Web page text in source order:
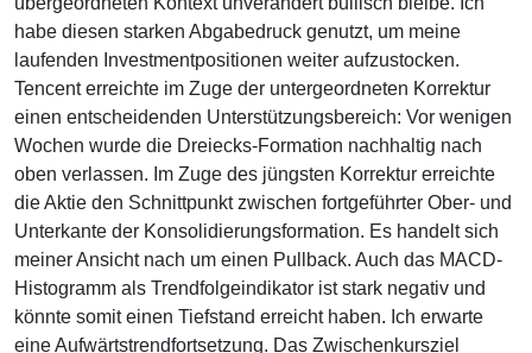
habe diesen starken Abgabedruck genutzt, um meine
laufenden Investmentpositionen weiter aufzustocken.
Tencent erreichte im Zuge der untergeordneten Korrektur
einen entscheidenden Unterstützungsbereich: Vor wenigen
Wochen wurde die Dreiecks-Formation nachhaltig nach
oben verlassen. Im Zuge des jüngsten Korrektur erreichte
die Aktie den Schnittpunkt zwischen fortgeführter Ober- und
Unterkante der Konsolidierungsformation. Es handelt sich
meiner Ansicht nach um einen Pullback. Auch das MACD-
Histogramm als Trendfolgeindikator ist stark negativ und
könnte somit einen Tiefstand erreicht haben. Ich erwarte
eine Aufwärtstrendfortsetzung. Das Zwischenkursziel